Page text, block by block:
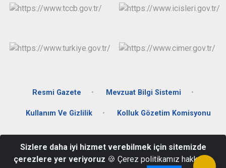
Resmi Gazete Mevzuat Bilgi Sistemi
Kullanım Ve Gizlilik Kolluk Gözetim Komisyonu
Konağı Ardeşen/RİZE
04647151008
Sizlere daha iyi hizmet verebilmek için sitemizde
çerezlere yer veriyoruz 🍪 Çerez politikamız hakkında